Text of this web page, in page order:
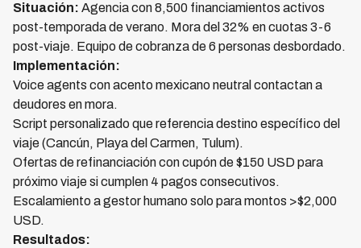
Situación: Agencia con 8,500 financiamientos activos
post-temporada de verano. Mora del 32% en cuotas 3-6
post-viaje. Equipo de cobranza de 6 personas desbordado.
Implementación:
Voice agents con acento mexicano neutral contactan a
deudores en mora.
Script personalizado que referencia destino específico del
viaje (Cancún, Playa del Carmen, Tulum).
Ofertas de refinanciación con cupón de $150 USD para
próximo viaje si cumplen 4 pagos consecutivos.
Escalamiento a gestor humano solo para montos >$2,000
USD.
Resultados: